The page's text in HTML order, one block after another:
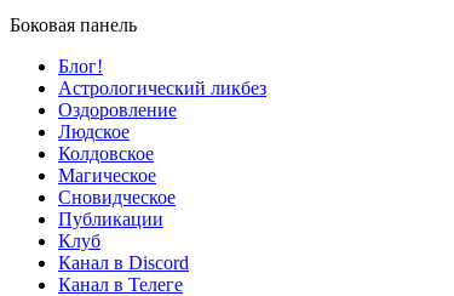
Боковая панель
Блог!
Аcтрологический ликбез
Оздоровление
Людское
Колдовское
Магическое
Сновидческое
Публикации
Клуб
Канал в Discord
Канал в Телеге